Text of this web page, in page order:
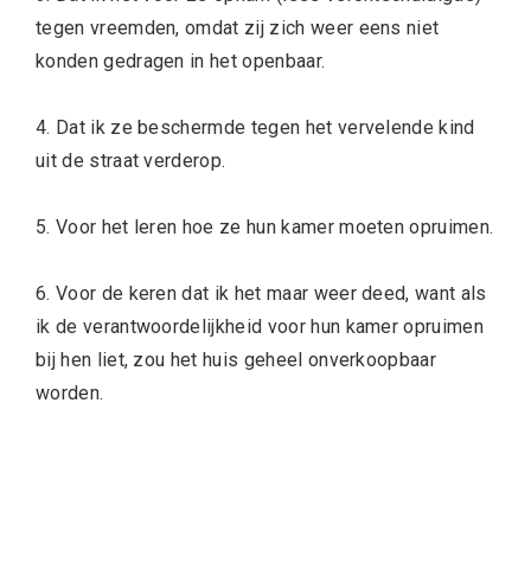
tegen vreemden, omdat zij zich weer eens niet
konden gedragen in het openbaar.
4. Dat ik ze beschermde tegen het vervelende kind
uit de straat verderop.
5. Voor het leren hoe ze hun kamer moeten opruimen.
6. Voor de keren dat ik het maar weer deed, want als
ik de verantwoordelijkheid voor hun kamer opruimen
bij hen liet, zou het huis geheel onverkoopbaar
worden.